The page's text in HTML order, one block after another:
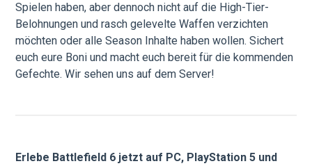
Spielen haben, aber dennoch nicht auf die High-Tier-
Belohnungen und rasch gelevelte Waffen verzichten
möchten oder alle Season Inhalte haben wollen. Sichert
euch eure Boni und macht euch bereit für die kommenden
Gefechte. Wir sehen uns auf dem Server!
Erlebe Battlefield 6 jetzt auf PC, PlayStation 5 und